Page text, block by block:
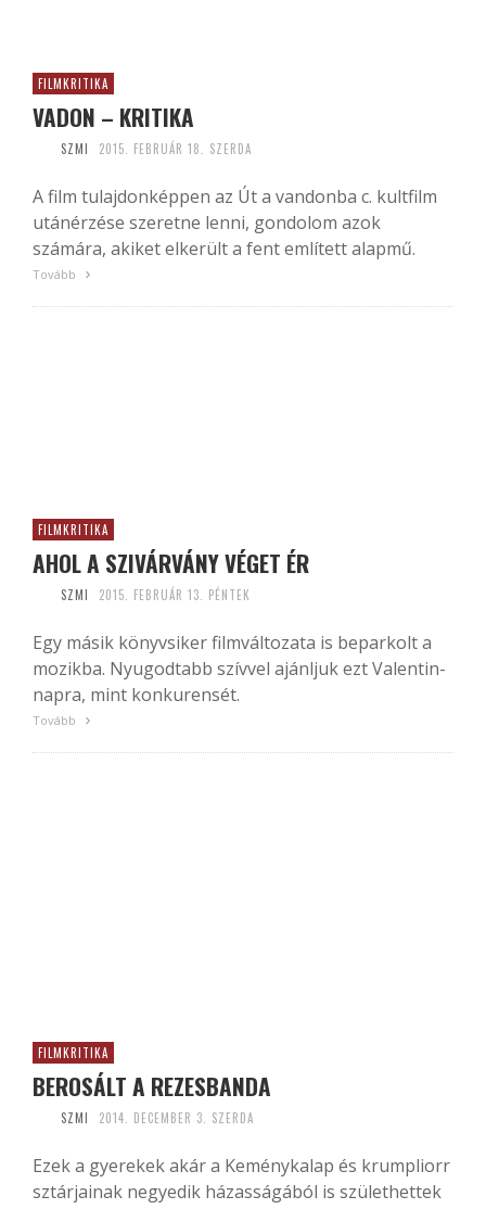
FILMKRITIKA
VADON – KRITIKA
SZMI 2015. FEBRUÁR 18. SZERDA
A film tulajdonképpen az Út a vandonba c. kultfilm
utánérzése szeretne lenni, gondolom azok
számára, akiket elkerült a fent említett alapmű.
Tovább
FILMKRITIKA
AHOL A SZIVÁRVÁNY VÉGET ÉR
SZMI 2015. FEBRUÁR 13. PÉNTEK
Egy másik könyvsiker filmváltozata is beparkolt a
mozikba. Nyugodtabb szívvel ajánljuk ezt Valentin-
napra, mint konkurensét.
Tovább
FILMKRITIKA
BEROSÁLT A REZESBANDA
SZMI 2014. DECEMBER 3. SZERDA
Ezek a gyerekek akár a Keménykalap és krumpliorr
sztárjainak negyedik házasságából is születhettek